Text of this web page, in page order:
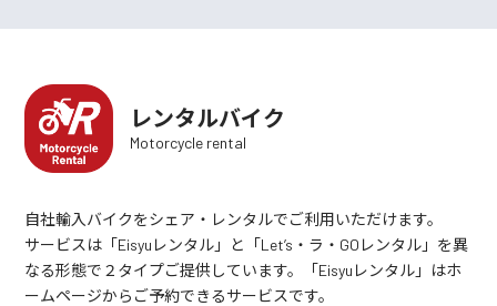
レンタルバイク
Motorcycle rental
自社輸入バイクをシェア・レンタルでご利用いただけます。
サービスは「Eisyuレンタル」と「Let’s・ラ・GOレンタル」を異
なる形態で２タイプご提供しています。「Eisyuレンタル」はホ
ームページからご予約できるサービスです。